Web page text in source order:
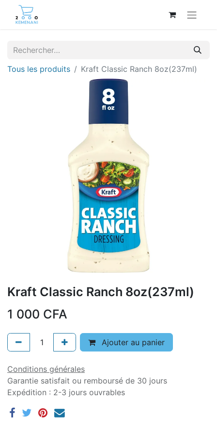
Tous les produits Kraft Classic Ranch 8oz(237ml)
Kraft Classic Ranch 8oz(237ml)
1 000 CFA
Ajouter au panier
Conditions générales
Garantie satisfait ou remboursé de 30 jours
Expédition : 2-3 jours ouvrables